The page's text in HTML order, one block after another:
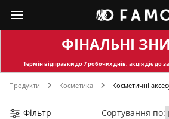
ФІНАЛЬНІ
Термін відправкидо 7 робочих днів, акція діє до
Продукти Косметика Косметичні
Фільтр Сортування по: